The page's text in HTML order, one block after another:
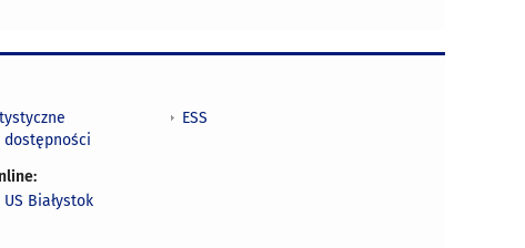
dostępności
Białystok
ESS